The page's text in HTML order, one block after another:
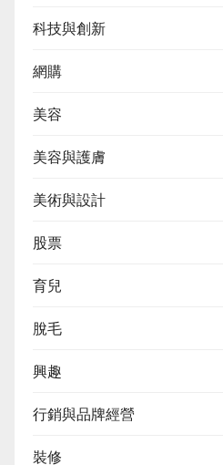
科技與創新
網購
美容
美容與護膚
美術與設計
股票
育兒
脫毛
興趣
行銷與品牌經營
裝修